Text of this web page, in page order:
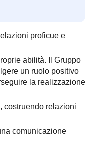
proficue e
abilità. Il Gruppo
un ruolo positivo
la realizzazione
costruendo relazioni
comunicazione